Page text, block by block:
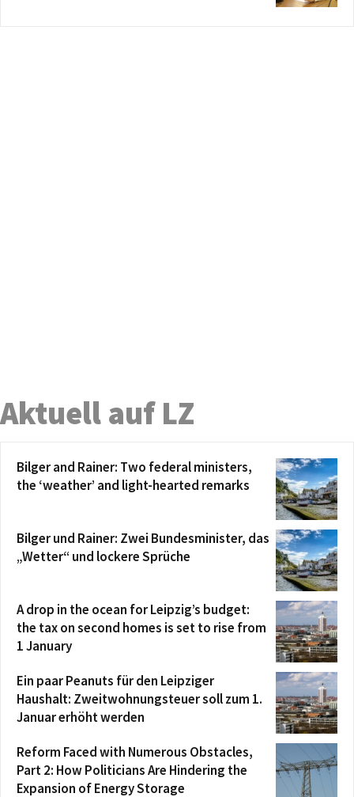
Aktuell auf LZ
Bilger and Rainer: Two federal ministers,
the ‘weather’ and light-hearted remarks
Bilger und Rainer: Zwei Bundesminister, das
„Wetter“ und lockere Sprüche
A drop in the ocean for Leipzig’s budget:
the tax on second homes is set to rise from
1 January
Ein paar Peanuts für den Leipziger
Haushalt: Zweitwohnungsteuer soll zum 1.
Januar erhöht werden
Reform Faced with Numerous Obstacles,
Part 2: How Politicians Are Hindering the
Expansion of Energy Storage